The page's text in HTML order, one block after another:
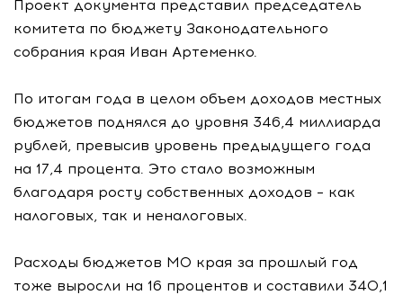
Проект документа представил председатель
комитета по бюджету Законодательного
собрания края Иван Артеменко.
По итогам года в целом объем доходов местных
бюджетов поднялся до уровня 346,4 миллиарда
рублей, превысив уровень предыдущего года
на 17,4 процента. Это стало возможным
благодаря росту собственных доходов – как
налоговых, так и неналоговых.
Расходы бюджетов МО края за прошлый год
тоже выросли на 16 процентов и составили 340,1